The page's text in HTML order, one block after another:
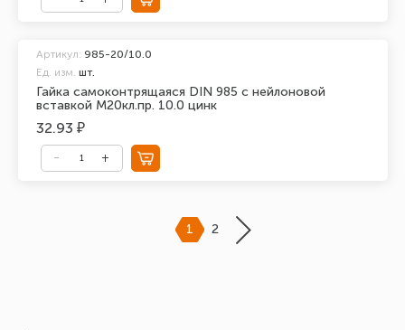
Гайка самоконтрящаяся DIN 985 с нейлоновой
вставкой М20кл.пр. 10.0 цинк
Артикул: 985-20/10.0
Ед. изм. шт.
32.93 ₽
1 2